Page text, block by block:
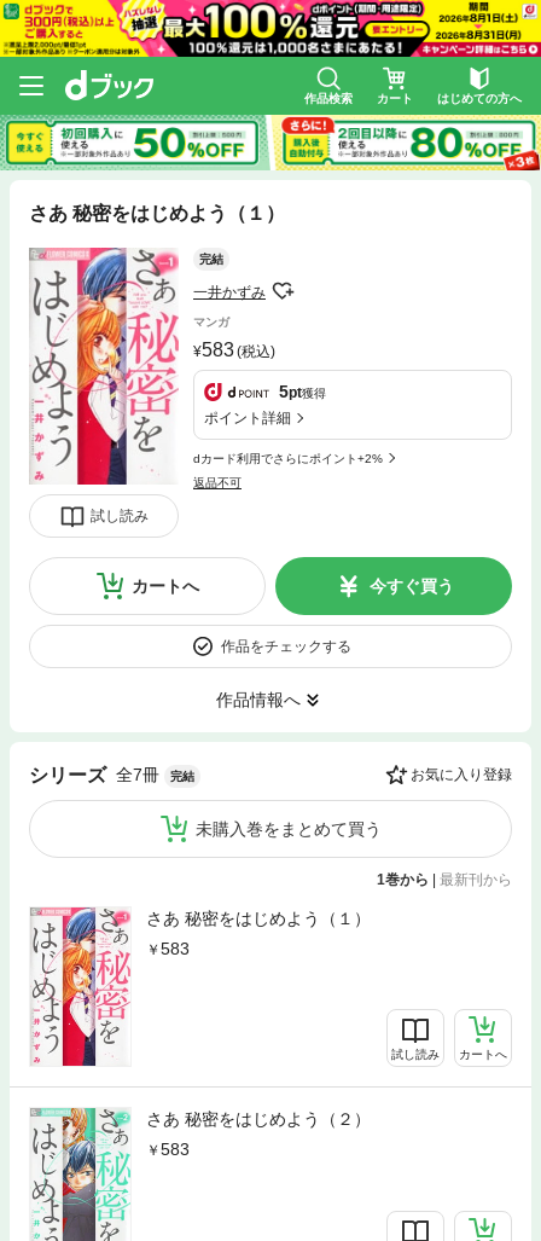
作品検索 カート はじめての方へ
さあ 秘密をはじめよう（１）
試し読み
完結
一井かずみ
マンガ
583(税込)
5pt獲得
ポイント詳細
dカード利用でさらにポイント+2%
返品不可
カートへ 今すぐ買う
作品をチェックする
作品情報へ
シリーズ 全7冊 完結 お気に入り登録
未購入巻をまとめて買う
1巻から 最新刊から
さあ 秘密をはじめよう（１）
583
試し読み カートへ
さあ 秘密をはじめよう（２）
583